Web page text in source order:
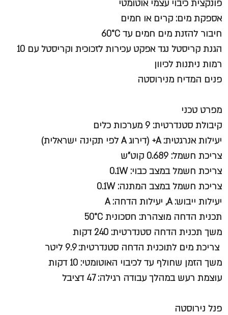
פונקצית כיבוי עצמי אוטומטי
אספקת מים: קרים או חמים
חיבור להזנת מים חמים עד 60°C
הגנת קריסטל נגד אפקט עכירות לזכוכית וקריסטל עם 10
רמות ניתנות לכיוון
פנים המדיח מנירוסטה
מפרט טכני
קיבולת סטנדרטית: 9 מערכות כלים
יעילות אנרגטית: A+ (דירוג A לפי תקינה ישראלית)
צריכת חשמל: 0.689 קוט"ש
צריכת חשמל במצב כבוי: 0.1W
צריכת חשמל במצב המתנה: 0.1W
יעילות ייבוש: A, יעילות הדחה: A
תכנית הדחה מוצהרת: חסכונית 50°C
משך תכנית הדחה סטנדרטית: 240 דקות
צריכת מים לתוכנית הדחה סטנדרטית: 9.9 ליטר
משך הזמן שחולף עד לכיבוי האוטומטי: 10 דקות
עוצמת רעש במהלך עבודה רגילה: 47 דציבל
פנל נירוסטה